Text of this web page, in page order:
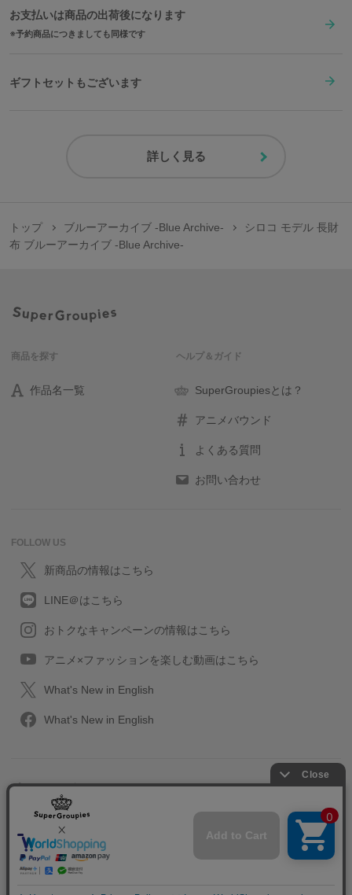
お支払いは商品の出荷後になります
予約商品につきましても同様です
ギフトセットもございます
詳しく見る
トップ ブルーアーカイブ -Blue Archive-
シロコ モデル 長財
布 ブルーアーカイブ -Blue Archive-
商品を探す
作品名一覧
ヘルプ＆ガイド
SuperGroupiesとは？
アニメバウンド
よくある質問
お問い合わせ
FOLLOW US
新商品の情報はこちら
LINE＠はこちら
おトクなキャンペーンの情報はこちら
アニメ×ファッションを楽しむ動画はこちら
What's New in English
What's New in English
プライバシーポリシー
特定取引に関する法律
会社情報/採用情報